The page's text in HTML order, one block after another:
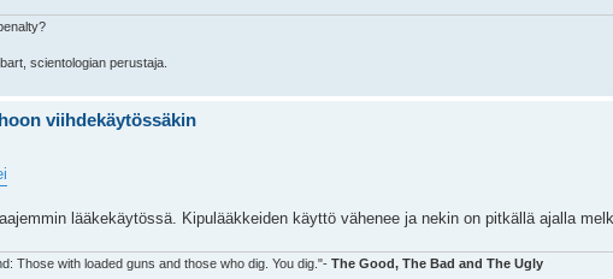
scientologian perustaja.
viihdekäytössäkin
lääkekäytössä. Kipulääkkeiden käyttö vähenee ja nekin on pitkällä ajalla
Those with loaded guns and those who dig. You dig."- The Good, The Bad and The Ugly